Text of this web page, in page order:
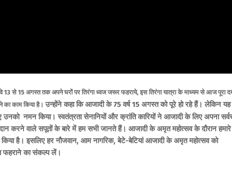
से 15 अगस्त तक अपने घरों पर तिरंगा ध्वज जरूर फहराये, इस तिरंगा यात्रा के माध्यम से आज पूरा
का काम किया है। उन्होंने कहा कि आजादी के 75 वर्ष 15 अगस्त को पूरे हो रहे हैं। लेकिन यह
नमन किया। स्वतंत्रता सेनानियों और क्रांति कारियों ने आजादी के लिए अपना
करने वाले सपूतों के बारे में हम सभी जानते हैं। आजादी के अमृत महोत्सव के दौरान हमारे
किया है। इसलिए हर नौजवान, आम नागरिक, बेटे-बेटियां आजादी के अमृत महोत्सव को
फहराने का संकल्प लें।